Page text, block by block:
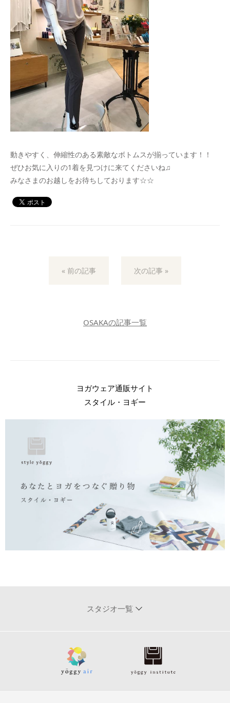
動きやすく、伸縮性のある素敵なボトムスが揃っています！！
ぜひお気に入りの1着を見つけに来てくださいね♫
みなさまのお越しをお待ちしております☆☆
« 前の記事 次の記事 »
OSAKAの記事一覧
ヨガウェア通販サイト
スタイル・ヨギー
スタジオ一覧